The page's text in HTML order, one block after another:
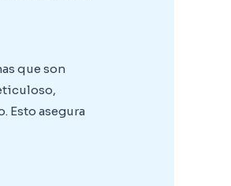
que son
Esto asegura